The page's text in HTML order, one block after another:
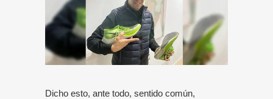
Dicho esto, ante todo, sentido común,